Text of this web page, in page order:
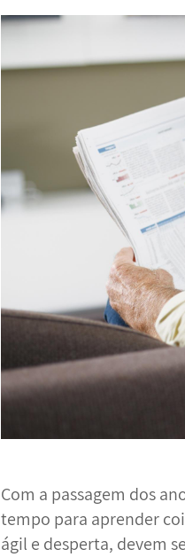
Com a passagem dos
tempo para aprender
ágil e desperta, devem